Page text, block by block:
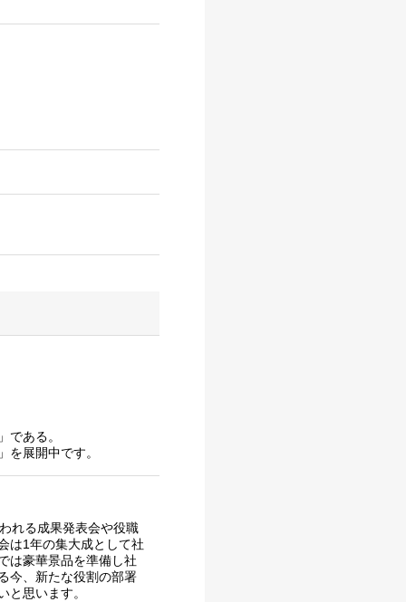
である。
展開中です。
れる成果発表会や役職
は1年の集大成として社
は豪華景品を準備し社
今、新たな役割の部署
と思います。